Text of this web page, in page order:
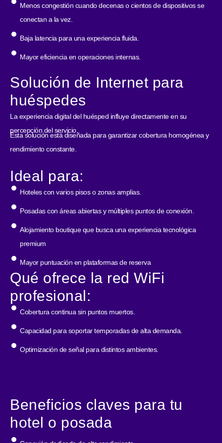
Menos congestión cuando decenas o cientos de dispositivos se
conectan a la vez.
Baja latencia para una experiencia fluida.
Mayor eficiencia en operaciones internas.
Solución de Internet para
huéspedes
La experiencia digital del huésped influye directamente en su
percepción del servicio.
Esta solución está diseñada para garantizar cobertura homogénea y
rendimiento constante.
Ideal para:
Hoteles con varios pisos o zonas amplias.
Posadas con áreas abiertas y múltiples puntos de conexión.
Alojamiento boutique que busca una experiencia tecnológica
premium
Mayor puntuación en plataformas de reserva
Qué ofrece la red WiFi
profesional:
Cobertura continua sin puntos muertos.
Capacidad para soportar temporadas de alta demanda.
Optimización de señal para distintos ambientes.
Beneficios claves para tu
hotel o posada